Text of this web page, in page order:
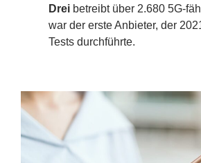
Drei betreibt über 2.680 5G-
war der erste Anbieter, der
Tests durchführte.